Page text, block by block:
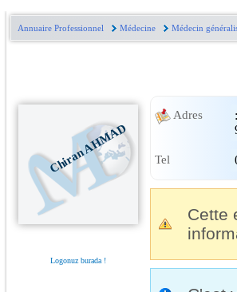
Annuaire Professionnel Médecine Médecin
Chiran AHMAD
Logonuz burada !
Adres :
Tel
Cette